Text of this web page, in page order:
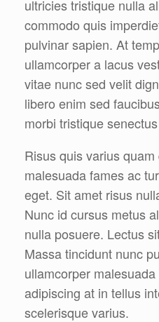
ultricies tristique nulla
commodo quis
pulvinar sapien. At
ullamcorper a lacus
vitae nunc sed velit
libero enim sed
morbi tristique
Risus quis varius
malesuada fames ac
eget. Sit amet risus
Nunc id cursus metus
nulla posuere. Lectus
Massa tincidunt nunc
ullamcorper
adipiscing at in tellus
scelerisque varius.